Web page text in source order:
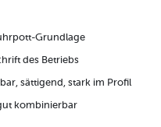
Grundlage
des Betriebs
sättigend, stark im Profil
kombinierbar